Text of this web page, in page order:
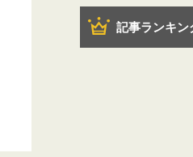
記事ランキン